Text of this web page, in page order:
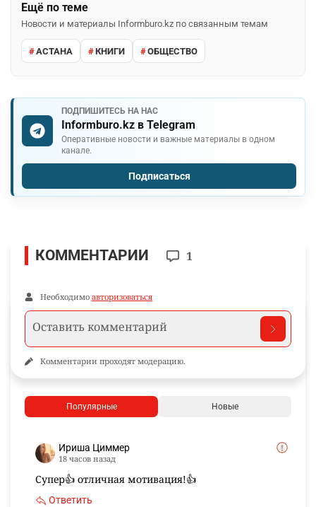
Ещё по теме
Новости и материалы Informburo.kz по связанным темам
АСТАНА КНИГИ ОБЩЕСТВО
ПОДПИШИТЕСЬ НА НАС
Informburo.kz в Telegram
Оперативные новости и важные материалы в одном
канале.
Подписаться
КОММЕНТАРИИ 1
Необходимо авторизоваться
Комментарии проходят модерацию.
Популярные Новые
Ириша Циммер
18 часов назад
Супер👍 отличная мотивация!👍
Ответить